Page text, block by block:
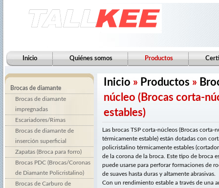
Inicio Quiénes somos Productos
Brocas de diamante
Brocas de diamante
impregnadas
Escariadores/Rimas
Brocas de diamante de
inserción superficial
Zapatas (Broca para forro)
Brocas PDC (Brocas/Coronas
de Diamante Policristalino)
Brocas de Carburo de
Inicio » Productos »
núcleo (Brocas corta-
estables)
Las brocas TSP corta-núcleos (Brocas corta-
térmicamente estable) están dotadas con
policristalino térmicamente estables
de la corona de la broca. Este tipo de broca
puede usarse para perforar formaciones de
de suaves hasta duras y altamente abrasivas.
Con un rendimiento estable a través de una